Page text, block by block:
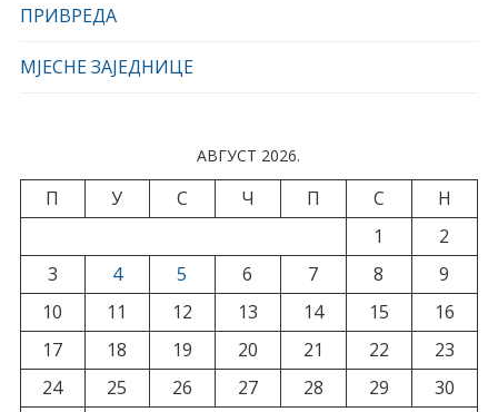
ПРИВРЕДА
МЈЕСНЕ ЗАЈЕДНИЦЕ
АВГУСТ 2026.
П У С Ч П С
Н
1
2
3
4 5 6 7 8
9
10
11 12 13 14 15
16
17
18 19 20 21 22
23
24
25 26 27 28 29
30